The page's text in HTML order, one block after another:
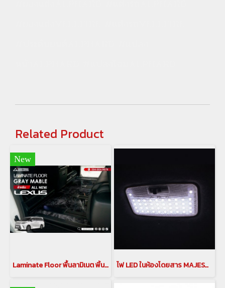
Related Product
New
Laminate Floor พื้นลามิเนต พิ้นลายไม้ Floor Mat สำหรับรถยนต์ NOAH VOXY(copy) ไฟ LED ในห้องโดยสาร MAJESTY NOAH ESQUIRE HARRIER ไฟห้องโดยสาร ไฟ ไฟLEDในห้องโดยสาร